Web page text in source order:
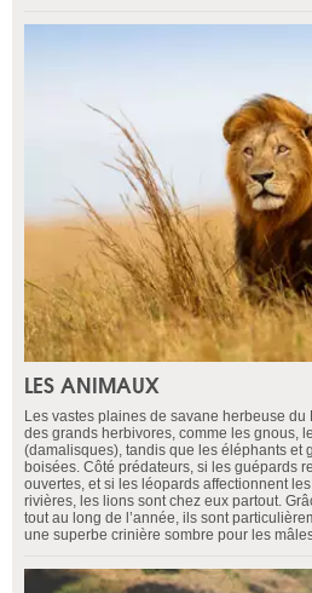
LES ANIMAUX
Les vastes plaines de savane herbeuse
des grands herbivores, comme les gnous,
(damalisques), tandis que les éléphants et
boisées. Côté prédateurs, si les guépards
ouvertes, et si les léopards affectionnent
rivières, les lions sont chez eux partout.
tout au long de l’année, ils sont
une superbe crinière sombre pour les